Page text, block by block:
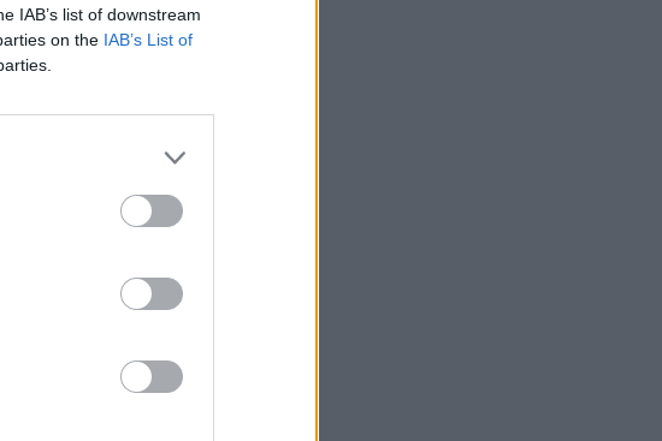
IAB’s list of downstream
on the IAB’s List of